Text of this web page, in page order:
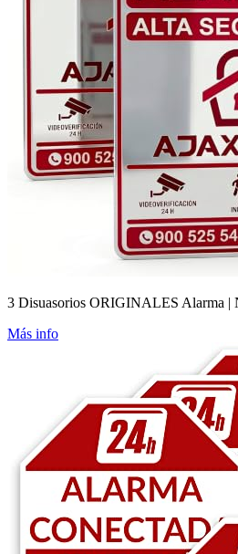
3 Disuasorios ORIGINALES Alarma |
Más info